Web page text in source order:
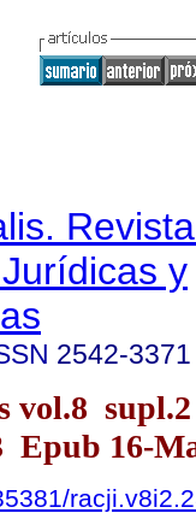
y
2542-3371
vol.8 supl.2
Epub 16-